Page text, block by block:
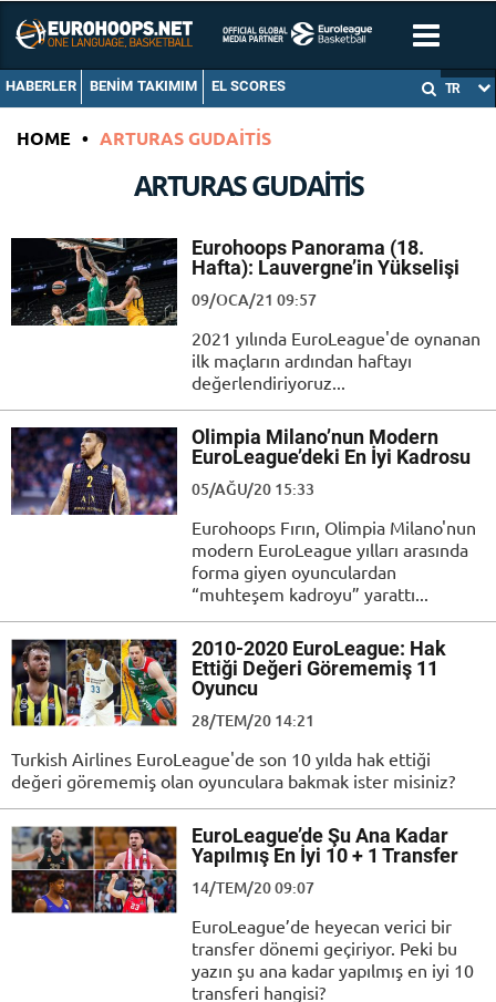
HABERLER BENIM TAKIMIM EL SCORES TR
HOME • ARTURAS GUDAITIS
ARTURAS GUDAITIS
Eurohoops Panorama (18.
Hafta): Lauvergne’in Yükselişi
09/OCA/21 09:57
2021 yılında EuroLeague'de oynanan
ilk maçların ardından haftayı
değerlendiriyoruz...
Olimpia Milano’nun Modern
EuroLeague’deki En İyi Kadrosu
05/AĞU/20 15:33
Eurohoops Fırın, Olimpia Milano'nun
modern EuroLeague yılları arasında
forma giyen oyunculardan
“muhteşem kadroyu” yarattı...
2010-2020 EuroLeague: Hak
Ettiği Değeri Görememiş 11
Oyuncu
28/TEM/20 14:21
Turkish Airlines EuroLeague'de son 10 yılda hak ettiği
değeri görememiş olan oyunculara bakmak ister misiniz?
EuroLeague’de Şu Ana Kadar
Yapılmış En İyi 10 + 1 Transfer
14/TEM/20 09:07
EuroLeague’de heyecan verici bir
transfer dönemi geçiriyor. Peki bu
yazın şu ana kadar yapılmış en iyi 10
transferi hangisi?